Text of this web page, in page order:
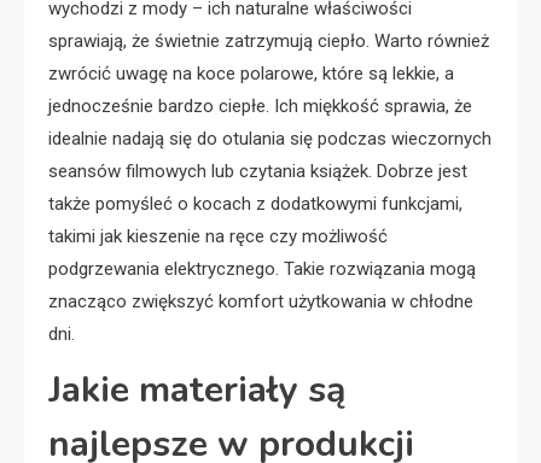
wychodzi z mody – ich naturalne właściwości
sprawiają, że świetnie zatrzymują ciepło. Warto również
zwrócić uwagę na koce polarowe, które są lekkie, a
jednocześnie bardzo ciepłe. Ich miękkość sprawia, że
idealnie nadają się do otulania się podczas wieczornych
seansów filmowych lub czytania książek. Dobrze jest
także pomyśleć o kocach z dodatkowymi funkcjami,
takimi jak kieszenie na ręce czy możliwość
podgrzewania elektrycznego. Takie rozwiązania mogą
znacząco zwiększyć komfort użytkowania w chłodne
dni.
Jakie materiały są
najlepsze w produkcji